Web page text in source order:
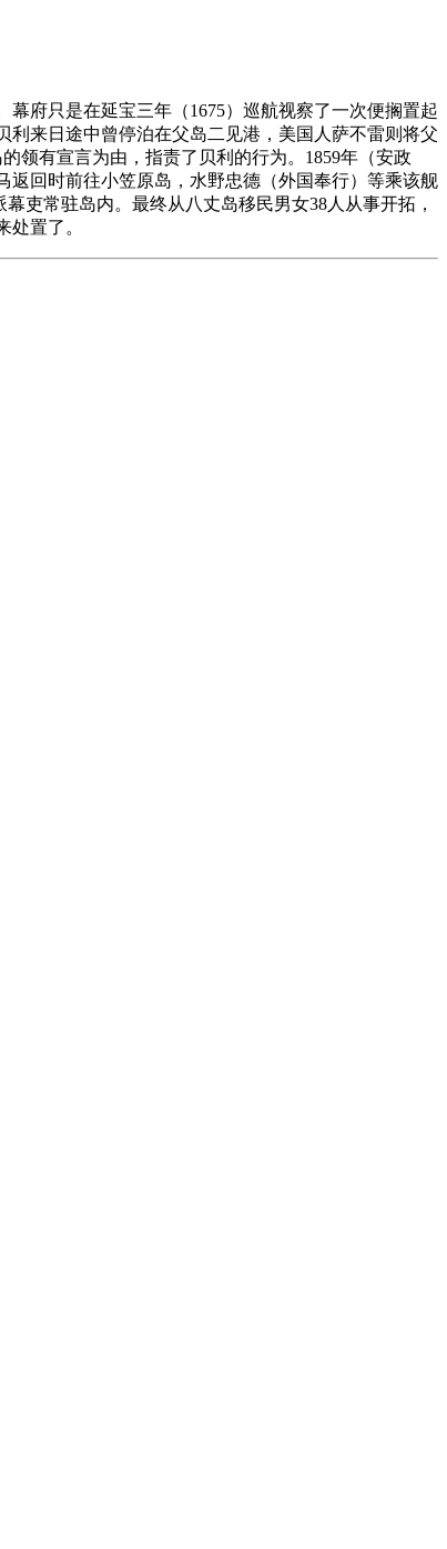
府只是在延宝三年（1675）巡航视察了一次便搁置起
利来日途中曾停泊在父岛二见港，美国人萨不雷则将父
领有宣言为由，指责了贝利的行为。1859年（安政
回时前往小笠原岛，水野忠德（外国奉行）等乘该舰
吏常驻岛内。最终从八丈岛移民男女38人从事开拓，
置了。